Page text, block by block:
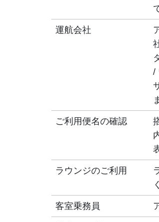
運航会社
/
ご利用便名の確認
ラウンジのご利用
客室乗務員